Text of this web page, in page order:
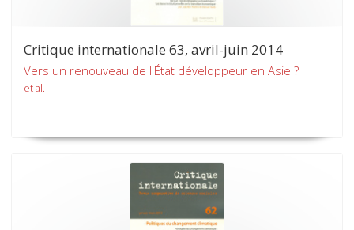
Critique internationale 63, avril-juin 2014
Vers un renouveau de l'État développeur en Asie ?
et al.